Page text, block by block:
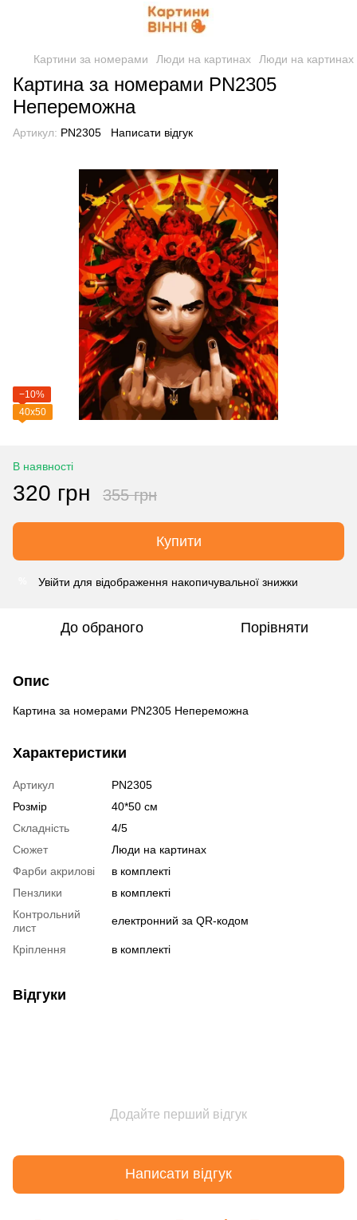
Картини за номерами Люди на картинах Люди на картинах
Картина за номерами PN2305
Непереможна
Артикул: PN2305 Написати відгук
−10%
40х50
В наявності
320 грн 355 грн
Купити
Увійти для відображення накопичувальної знижки
До обраного Порівняти
Опис
Картина за номерами PN2305 Непереможна
Характеристики
Артикул
PN2305
Розмір
40*50 см
Складність
4/5
Сюжет
Люди на картинах
Фарби акрилові
в комплекті
Пензлики
в комплекті
Контрольний
лист
електронний за QR-кодом
Кріплення в комплекті
Відгуки
Додайте перший відгук
Написати відгук